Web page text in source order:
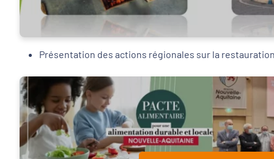
Présentation des actions régionales sur la